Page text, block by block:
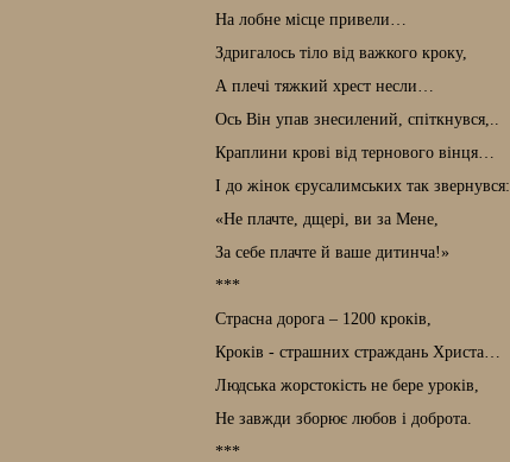
На лобне місце привели…
Здригалось тіло від важкого кроку,
А плечі тяжкий хрест несли…
Ось Він упав знесилений, спіткнувся,..
Краплини крові від тернового вінця…
І до жінок єрусалимських так звернувся:
«Не плачте, дщері, ви за Мене,
За себе плачте й ваше дитинча!»
***
Страсна дорога – 1200 кроків,
Кроків - страшних страждань Христа…
Людська жорстокість не бере уроків,
Не завжди зборює любов і доброта.
***